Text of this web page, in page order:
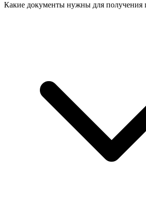
Какие документы нужны для получения